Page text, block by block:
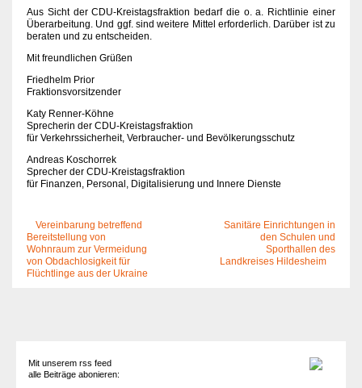
Aus Sicht der CDU-Kreistagsfraktion bedarf die o. a. Richtlinie einer
Überarbeitung. Und ggf. sind weitere Mittel erforderlich. Darüber ist zu
beraten und zu entscheiden.
Mit freundlichen Grüßen
Friedhelm Prior
Fraktionsvorsitzender
Katy Renner-Köhne
Sprecherin der CDU-Kreistagsfraktion
für Verkehrssicherheit, Verbraucher- und Bevölkerungsschutz
Andreas Koschorrek
Sprecher der CDU-Kreistagsfraktion
für Finanzen, Personal, Digitalisierung und Innere Dienste
Vereinbarung betreffend
Bereitstellung von
Wohnraum zur Vermeidung
von Obdachlosigkeit für
Flüchtlinge aus der Ukraine
Sanitäre Einrichtungen in
den Schulen und
Sporthallen des
Landkreises Hildesheim
Mit unserem rss feed
alle Beiträge abonieren: